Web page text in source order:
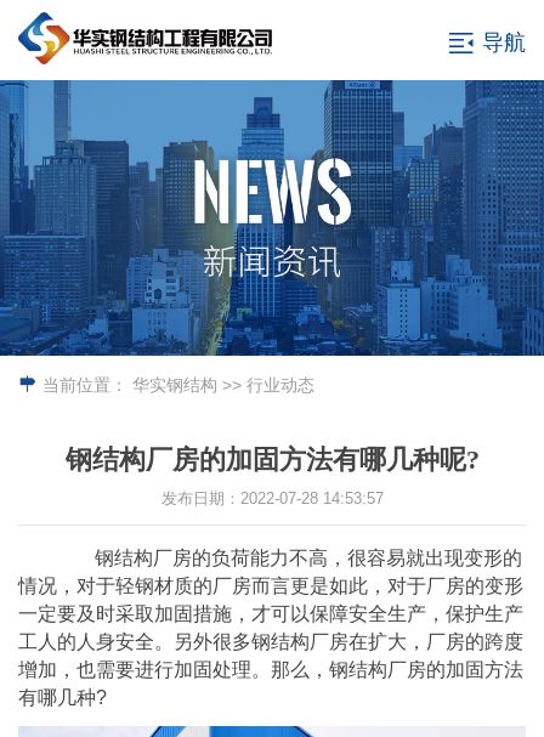
导航
当前位置： 华实钢结构 >> 行业动态
钢结构厂房的加固方法有哪几种呢?
发布日期：2022-07-28 14:53:57
钢结构厂房的负荷能力不高，很容易就出现变形的
情况，对于轻钢材质的厂房而言更是如此，对于厂房的变形
一定要及时采取加固措施，才可以保障安全生产，保护生产
工人的人身安全。另外很多钢结构厂房在扩大，厂房的跨度
增加，也需要进行加固处理。那么，钢结构厂房的加固方法
有哪几种?